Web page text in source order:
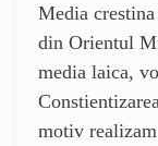
Media
din Orientul
media laica,
motiv